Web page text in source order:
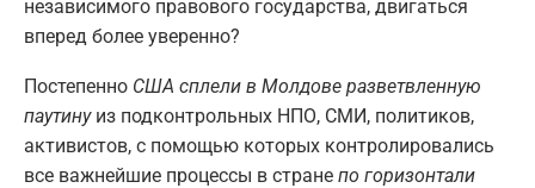
независимого правового государства, двигаться
вперед более уверенно?
Постепенно США сплели в Молдове разветвленную
паутинуиз подконтрольных НПО, СМИ, политиков,
активистов, с помощью которых контролировались
все важнейшие процессы в стране по горизонтали